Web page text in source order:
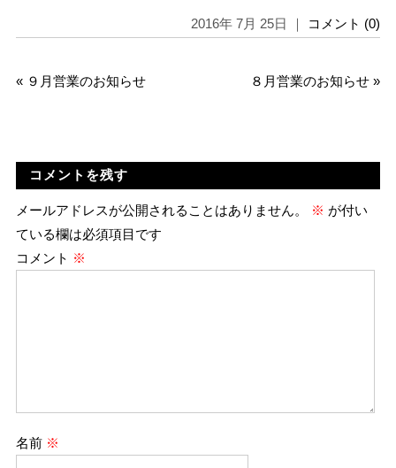
2016年 7月 25日 ｜ コメント (0)
« ９月営業のお知らせ ８月営業のお知らせ »
コメントを残す
メールアドレスが公開されることはありません。 ※ が付い
ている欄は必須項目です
コメント ※
名前 ※